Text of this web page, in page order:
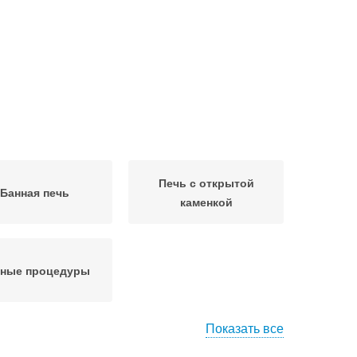
Банная печь
Печь с открытой
каменкой
процедуры
Показать все